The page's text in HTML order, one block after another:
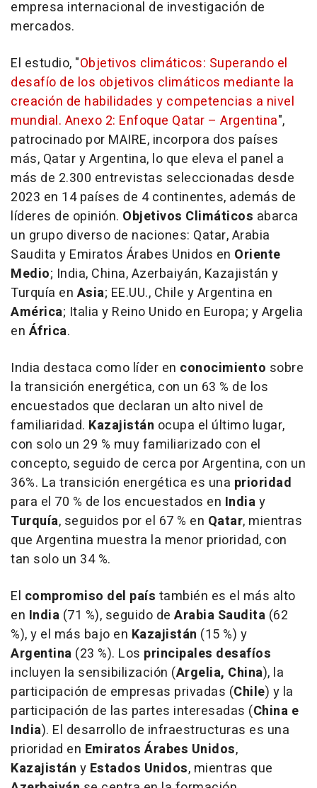
empresa internacional de investigación de
mercados.
El estudio, "Objetivos climáticos: Superando el
desafío de los objetivos climáticos mediante la
creación de habilidades y competencias a nivel
mundial. Anexo 2: Enfoque Qatar – Argentina",
patrocinado por MAIRE, incorpora dos países
más, Qatar y Argentina, lo que eleva el panel a
más de 2.300 entrevistas seleccionadas desde
2023 en 14 países de 4 continentes, además de
líderes de opinión. Objetivos Climáticos abarca
un grupo diverso de naciones: Qatar, Arabia
Saudita y Emiratos Árabes Unidos en Oriente
Medio; India, China, Azerbaiyán, Kazajistán y
Turquía en Asia; EE.UU., Chile y Argentina en
América; Italia y Reino Unido en Europa; y Argelia
en África.
India destaca como líder en conocimiento sobre
la transición energética, con un 63 % de los
encuestados que declaran un alto nivel de
familiaridad. Kazajistán ocupa el último lugar,
con solo un 29 % muy familiarizado con el
concepto, seguido de cerca por Argentina, con un
36%. La transición energética es una prioridad
para el 70 % de los encuestados en Indiay
Turquía, seguidos por el 67 % en Qatar, mientras
que Argentina muestra la menor prioridad, con
tan solo un 34 %.
El compromiso del país también es el más alto
en India (71 %), seguido de Arabia Saudita (62
%), y el más bajo en Kazajistán (15 %) y
Argentina (23 %). Los principales desafíos
incluyen la sensibilización (Argelia, China), la
participación de empresas privadas (Chile) y la
participación de las partes interesadas (China e
India). El desarrollo de infraestructuras es una
prioridad en Emiratos Árabes Unidos,
Kazajistán y Estados Unidos, mientras que